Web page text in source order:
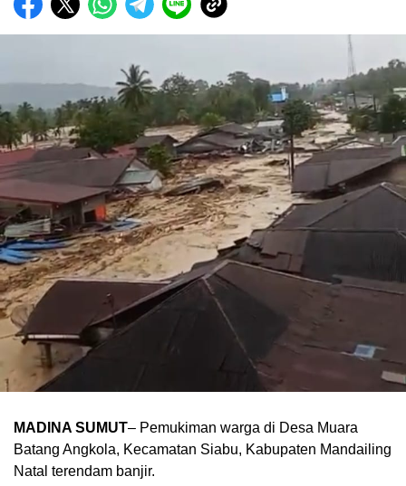
MADINA SUMUT– Pemukiman warga di Desa Muara
Batang Angkola, Kecamatan Siabu, Kabupaten Mandailing
Natal terendam banjir.